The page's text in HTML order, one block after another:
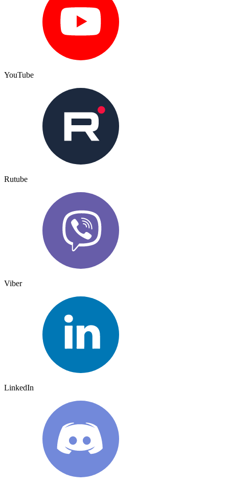
YouTube
Rutube
Viber
LinkedIn